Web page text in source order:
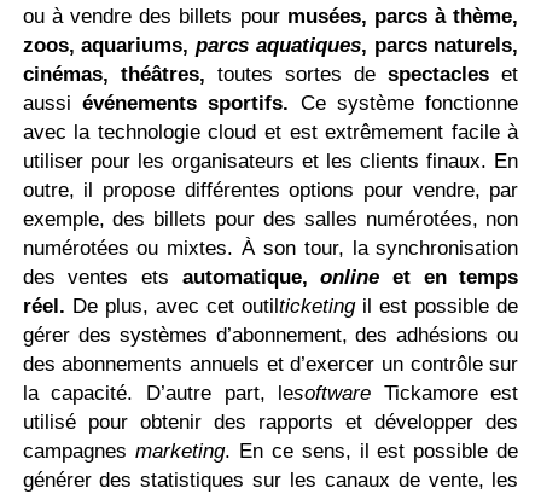
ou à vendre des billets pour musées, parcs à thème,
zoos, aquariums,parcs aquatiques, parcs naturels,
cinémas, théâtres, toutes sortes despectacles et
aussi événements sportifs. Ce système fonctionne
avec la technologie cloud et est extrêmement facile à
utiliser pour les organisateurs et les clients finaux. En
outre, il propose différentes options pour vendre, par
exemple, des billets pour des salles numérotées, non
numérotées ou mixtes. À son tour, la synchronisation
des ventes ets automatique,online et en temps
réel. De plus, avec cet outilticketingil est possible de
gérer des systèmes d’abonnement, des adhésions ou
des abonnements annuels et d’exercer un contrôle sur
la capacité. D’autre part, lesoftware Tickamore est
utilisé pour obtenir des rapports et développer des
campagnes marketing. En ce sens, il est possible de
générer des statistiques sur les canaux de vente, les